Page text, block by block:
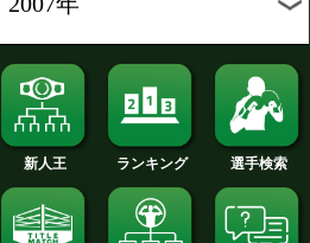
2011年
2010年
2009年